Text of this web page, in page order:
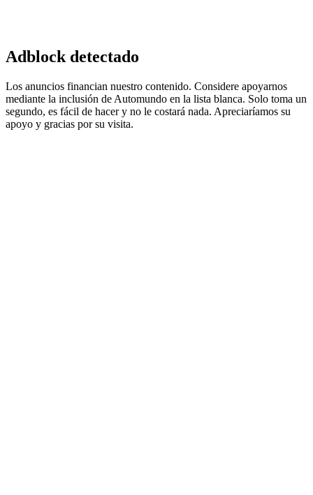
Adblock detectado
Los anuncios financian nuestro contenido. Considere apoyarnos
mediante la inclusión de Automundo en la lista blanca. Solo toma un
segundo, es fácil de hacer y no le costará nada. Apreciaríamos su
apoyo y gracias por su visita.